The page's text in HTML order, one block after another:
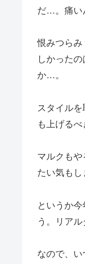
だ…。痛い
恨みつら
しかった
か…。
スタイル
も上げる
マルクも
たい気もし
というか
う。リア
なので、